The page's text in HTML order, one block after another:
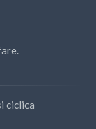
ciclica